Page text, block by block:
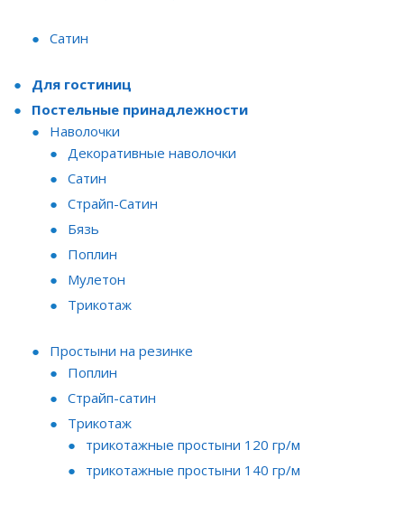
Сатин
Для гостиниц
Постельные принадлежности
Наволочки
Декоративные наволочки
Сатин
Страйп-Сатин
Бязь
Поплин
Мулетон
Трикотаж
Простыни на резинке
Поплин
Страйп-сатин
Трикотаж
трикотажные простыни 120 гр/м
трикотажные простыни 140 гр/м